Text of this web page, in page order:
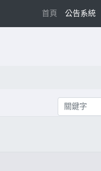
首頁 (current)
公告系統